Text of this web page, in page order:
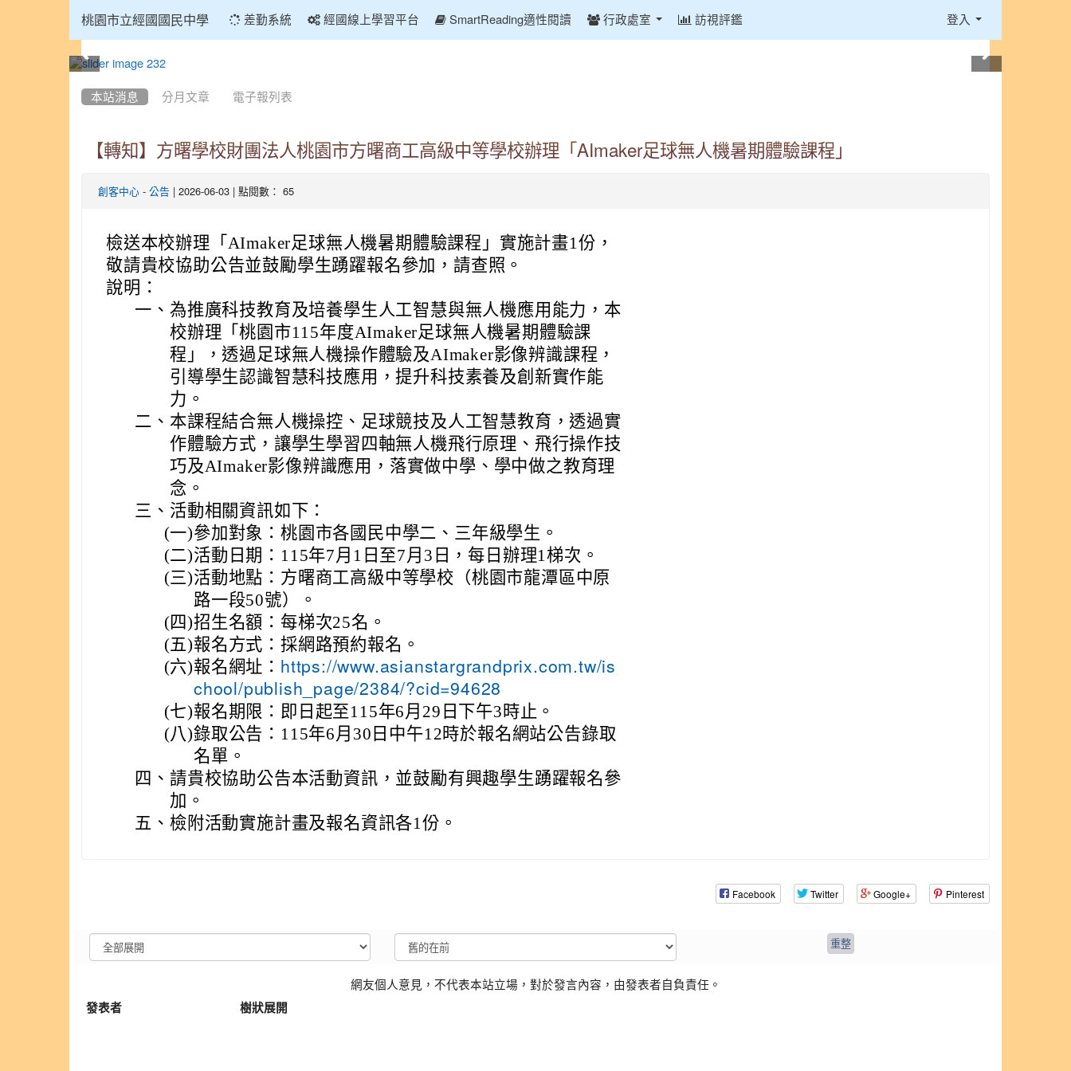
桃園市立經國國民中學 差勤系統 經國線上學習平台 SmartReading適性閱讀 行政處室 訪視評鑑 登入
本站消息 分月文章 電子報列表
【轉知】方曙學校財團法人桃園市方曙商工高級中等學校辦理「AImaker足球無人機暑期體驗課程」
創客中心 - 公告 | 2026-06-03 | 點閱數： 65
檢送本校辦理「AImaker足球無人機暑期體驗課程」實施計畫1份，
敬請貴校協助公告並鼓勵學生踴躍報名參加，請查照。
說明：
一、 為推廣科技教育及培養學生人工智慧與無人機應用能力，本
校辦理「桃園市115年度AImaker足球無人機暑期體驗課
程」，透過足球無人機操作體驗及AImaker影像辨識課程，
引導學生認識智慧科技應用，提升科技素養及創新實作能
力。
二、 本課程結合無人機操控、足球競技及人工智慧教育，透過實
作體驗方式，讓學生學習四軸無人機飛行原理、飛行操作技
巧及AImaker影像辨識應用，落實做中學、學中做之教育理
念。
三、 活動相關資訊如下：
(一)參加對象：桃園市各國民中學二、三年級學生。
(二)活動日期：115年7月1日至7月3日，每日辦理1梯次。
(三)活動地點：方曙商工高級中等學校（桃園市龍潭區中原
路一段50號）。
(四)招生名額：每梯次25名。
(五)報名方式：採網路預約報名。
(六)報名網址： https://www.asianstargrandprix.com.tw/is
chool/publish_page/2384/?cid=94628
(七)報名期限：即日起至115年6月29日下午3時止。
(八)錄取公告：115年6月30日中午12時於報名網站公告錄取
名單。
四、 請貴校協助公告本活動資訊，並鼓勵有興趣學生踴躍報名參
加。
五、 檢附活動實施計畫及報名資訊各1份。
Facebook Twitter Google+ Pinterest
網友個人意見，不代表本站立場，對於發言內容，由發表者自負責任。
發表者
樹狀展開